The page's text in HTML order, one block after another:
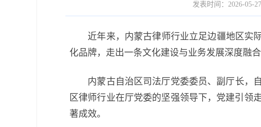
发表时间：2026-05-
近年来，内蒙古律师行业立足边疆地区实际
化品牌，走出一条文化建设与业务发展深度融
内蒙古自治区司法厅党委委员、副厅长，自
区律师行业在厅党委的坚强领导下，党建引领
著成效。